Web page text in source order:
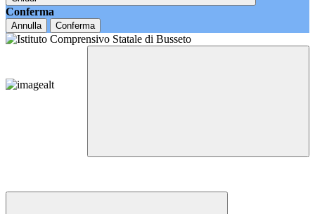
Conferma
Annulla Conferma